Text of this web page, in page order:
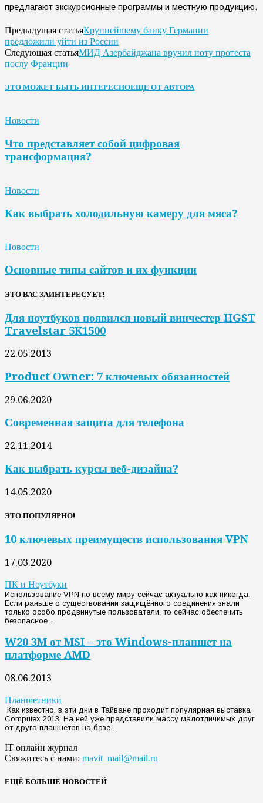
предлагают экскурсионные программы и местную продукцию.
Предыдущая статьяКрупнейшему банку Германии
предложили уйти из России
Следующая статьяМИД Азербайджана вручил ноту протеста
послу Франции
ЭТО МОЖЕТ БЫТЬ ИНТЕРЕСНОЕЩЕ ОТ АВТОРА
Новости
Что представляет собой цифровая
трансформация?
Новости
Как выбрать холодильную камеру для мяса?
Новости
Основные типы сайтов и их функции
ЭТО ВАС ЗАИНТЕРЕСУЕТ!
Для ноутбуков появился новый винчестер HGST
Travelstar 5K1500
22.05.2013
Product Owner: 7 ключевых обязанностей
29.06.2020
Современная защита для телефона
22.11.2014
Как выбрать курсы веб-дизайна?
14.05.2020
ЭТО ПОПУЛЯРНО!
10 ключевых преимуществ использования VPN
17.03.2020
ПК и Ноутбуки
Использование VPN по всему миру сейчас актуально как никогда.
Если раньше о существовании защищённого соединения знали
только особо продвинутые пользователи, то сейчас обеспечить
безопасное...
W20 3M от MSI – это Windows-планшет на
платформе AMD
08.06.2013
Планшетники
Как известно, в эти дни в Тайване проходит популярная выставка
Computex 2013. На ней уже представили массу малотличимых друг
от друга планшетов на базе...
IT онлайн журнал
Свяжитесь с нами: mavit_mail@mail.ru
ЕЩЁ БОЛЬШЕ НОВОСТЕЙ